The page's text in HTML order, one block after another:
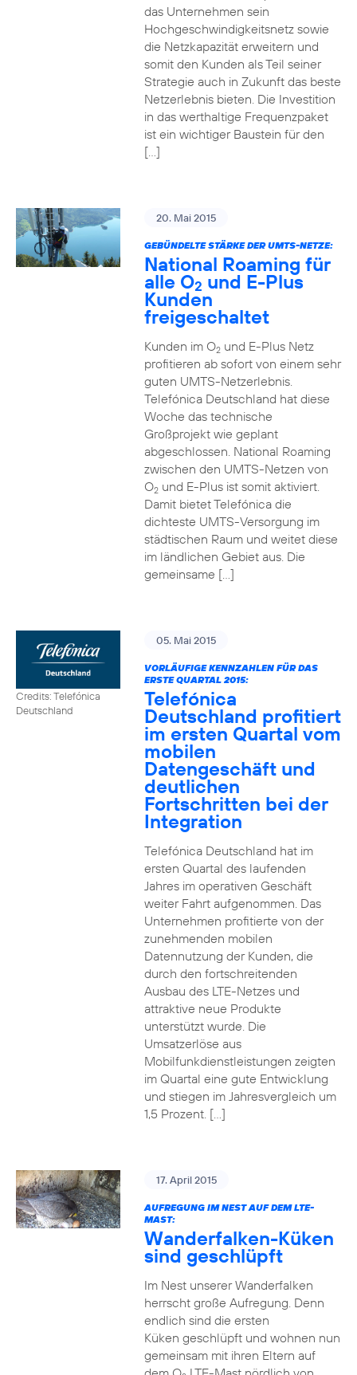
das Unternehmen sein
Hochgeschwindigkeitsnetz sowie
die Netzkapazität erweitern und
somit den Kunden als Teil seiner
Strategie auch in Zukunft das beste
Netzerlebnis bieten. Die Investition
in das werthaltige Frequenzpaket
ist ein wichtiger Baustein für den
[…]
20. Mai 2015
GEBÜNDELTE STÄRKE DER UMTS-NETZE:
National Roaming für
alle O2 und E-Plus
Kunden
freigeschaltet
Kunden im O2und E-Plus Netz
profitieren ab sofort von einem sehr
guten UMTS-Netzerlebnis.
Telefónica Deutschland hat diese
Woche das technische
Großprojekt wie geplant
abgeschlossen. National Roaming
zwischen den UMTS-Netzen von
O2und E-Plus ist somit aktiviert.
Damit bietet Telefónica die
dichteste UMTS-Versorgung im
städtischen Raum und weitet diese
im ländlichen Gebiet aus. Die
gemeinsame […]
Credits: Telefónica
Deutschland
05. Mai 2015
VORLÄUFIGE KENNZAHLEN FÜR DAS
ERSTE QUARTAL 2015:
Telefónica
Deutschland profitiert
im ersten Quartal vom
mobilen
Datengeschäft und
deutlichen
Fortschritten bei der
Integration
Telefónica Deutschland hat im
ersten Quartal des laufenden
Jahres im operativen Geschäft
weiter Fahrt aufgenommen. Das
Unternehmen profitierte von der
zunehmenden mobilen
Datennutzung der Kunden, die
durch den fortschreitenden
Ausbau des LTE-Netzes und
attraktive neue Produkte
unterstützt wurde. Die
Umsatzerlöse aus
Mobilfunkdienstleistungen zeigten
im Quartal eine gute Entwicklung
und stiegen im Jahresvergleich um
1,5 Prozent. […]
17. April 2015
AUFREGUNG IM NEST AUF DEM LTE-
MAST:
Wanderfalken-Küken
sind geschlüpft
Im Nest unserer Wanderfalken
herrscht große Aufregung. Denn
endlich sind die ersten
Küken geschlüpft und wohnen nun
gemeinsam mit ihren Eltern auf